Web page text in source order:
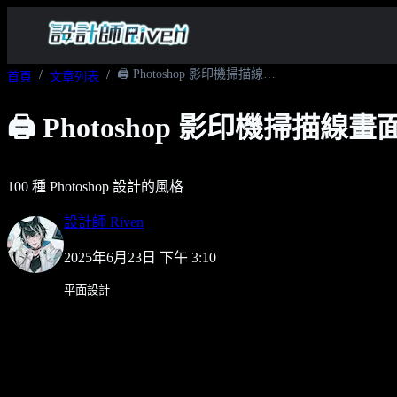
首頁 文章列表 🖨️ Photoshop 影印機掃描線畫面效果
🖨️ Photoshop 影印機掃描線畫
100 種 Photoshop 設計的風格
設計師 Riven
2025年6月23日 下午 3:10
平面設計